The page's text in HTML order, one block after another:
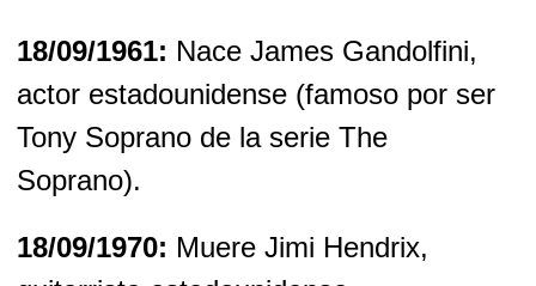
18/09/1961: Nace James Gandolfini,
actor estadounidense (famoso por ser
Tony Soprano de la serie The
Soprano).
18/09/1970: Muere Jimi Hendrix,